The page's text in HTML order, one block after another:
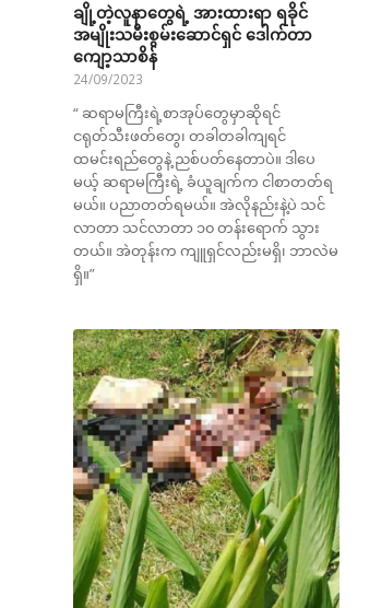
ချို့တဲ့လူနာတွေရဲ့ အားထားရာ ရခိုင်
အမျိုးသမီးစွမ်းဆောင်ရှင် ဒေါက်တာ
ကျော့သာစိန်
24/09/2023
“ ဆရာမကြီးရဲ့စာအုပ်တွေမှာဆိုရင်
ငရုတ်သီးဖတ်တွေ၊ တခါတခါကျရင်
ထမင်းရည်တွေနဲ့ ညစ်ပတ်နေတာပဲ။ ဒါပေ
မယ့် ဆရာမကြီးရဲ့ ခံယူချက်က ငါစာတတ်ရ
မယ်။ ပညာတတ်ရမယ်။ အဲလိုနည်းနဲ့ပဲ သင်
လာတာ သင်လာတာ ၁၀ တန်းရောက် သွား
တယ်။ အဲတုန်းက ကျူရှင်လည်းမရှိ၊ ဘာလဲမ
ရှိ။”